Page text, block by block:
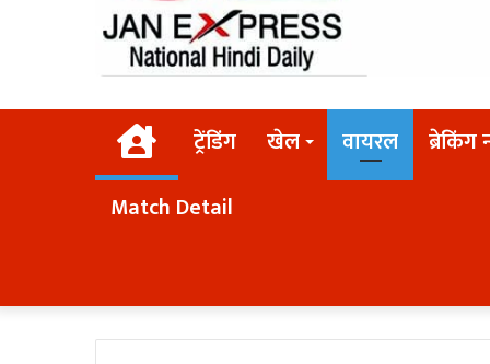
Homeट्रेंडिंग खेल वायरल ब्रेकिंग
Match Detail